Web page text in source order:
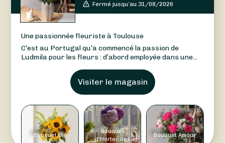
Fermé jusqu’au 31/08/2026
Une passionnée fleuriste à Toulouse
C’est au Portugal qu’a commencé la passion de
Ludmila pour les fleurs : d’abord employée dans une...
Visiter le magasin
Bouquet Été
Bouquet
d'Hortensias
Bouquet Amour